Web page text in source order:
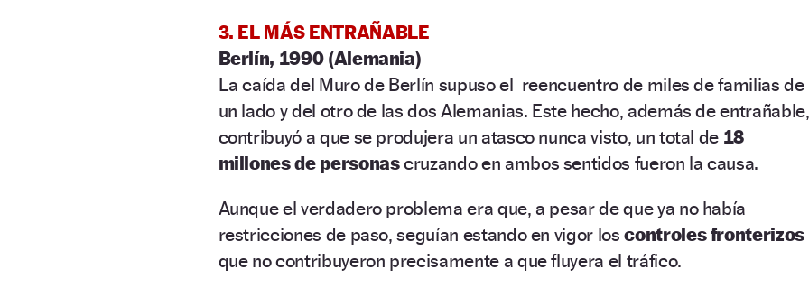
3. EL MÁS ENTRAÑABLE
Berlín, 1990 (Alemania)
La caída del Muro de Berlín supuso el reencuentro de miles de familias de
un lado y del otro de las dos Alemanias. Este hecho, además de entrañable,
contribuyó a que se produjera un atasco nunca visto, un total de 18
millones de personascruzando en ambos sentidos fueron la causa.
Aunque el verdadero problema era que, a pesar de que ya no había
restricciones de paso, seguían estando en vigor loscontroles fronterizos
que no contribuyeron precisamente a que fluyera el tráfico.